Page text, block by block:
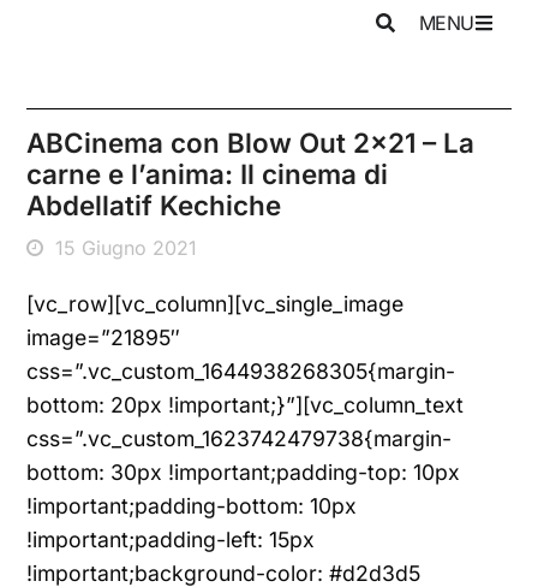
MENU
ABCinema con Blow Out 2×21 – La
carne e l’anima: Il cinema di
Abdellatif Kechiche
15 Giugno 2021
[vc_row][vc_column][vc_single_image
image=”21895″
css=”.vc_custom_1644938268305{margin-
bottom: 20px !important;}”][vc_column_text
css=”.vc_custom_1623742479738{margin-
bottom: 30px !important;padding-top: 10px
!important;padding-bottom: 10px
!important;padding-left: 15px
!important;background-color: #d2d3d5